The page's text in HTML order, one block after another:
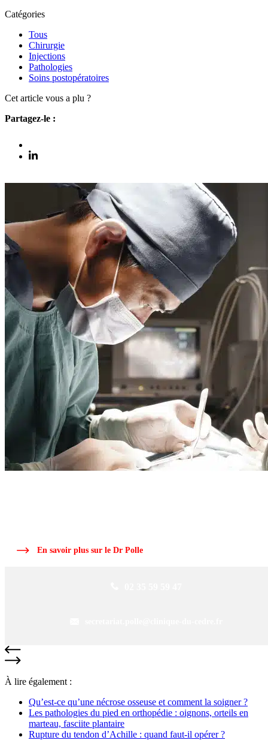
Catégories
Tous
Chirurgie
Injections
Pathologies
Soins postopératoires
Cet article vous a plu ?
Partagez-le :
En savoir plus sur le Dr Polle
À lire également :
Qu’est-ce qu’une nécrose osseuse et comment la soigner ?
Les pathologies du pied en orthopédie : oignons, orteils en
marteau, fasciite plantaire
Rupture du tendon d’Achille : quand faut-il opérer ?